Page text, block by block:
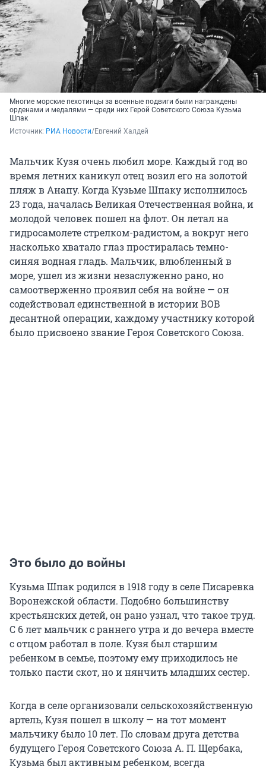
Многие морские пехотинцы за военные подвиги были награждены
орденами и медалями — среди них Герой Советского Союза Кузьма
Шпак
Источник: РИА Новости/Евгений Халдей
Мальчик Кузя очень любил море. Каждый год во
время летних каникул отец возил его на золотой
пляж в Анапу. Когда Кузьме Шпаку исполнилось
23 года, началась Великая Отечественная война, и
молодой человек пошел на флот. Он летал на
гидросамолете стрелком-радистом, а вокруг него
насколько хватало глаз простиралась темно-
синяя водная гладь. Мальчик, влюбленный в
море, ушел из жизни незаслуженно рано, но
самоотверженно проявил себя на войне — он
содействовал единственной в истории ВОВ
десантной операции, каждому участнику которой
было присвоено звание Героя Советского Союза.
Это было до войны
Кузьма Шпак родился в 1918 году в селе Писаревка
Воронежской области. Подобно большинству
крестьянских детей, он рано узнал, что такое труд.
С 6 лет мальчик с раннего утра и до вечера вместе
с отцом работал в поле. Кузя был старшим
ребенком в семье, поэтому ему приходилось не
только пасти скот, но и нянчить младших сестер.
Когда в селе организовали сельскохозяйственную
артель, Кузя пошел в школу — на тот момент
мальчику было 10 лет. По словам друга детства
будущего Героя Советского Союза А. П. Щербака,
Кузьма был активным ребенком, всегда